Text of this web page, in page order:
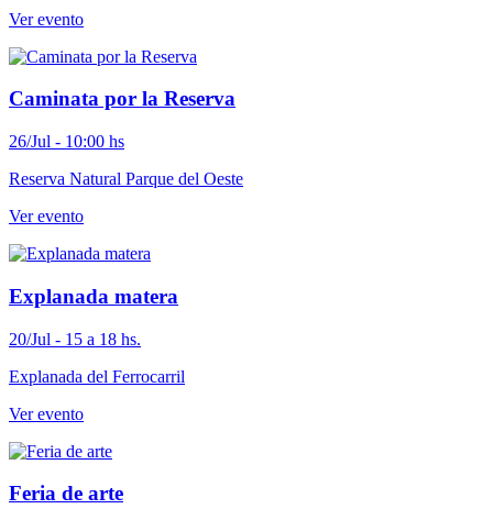
Ver evento
Caminata por la Reserva
26/Jul - 10:00 hs
Reserva Natural Parque del Oeste
Ver evento
Explanada matera
20/Jul - 15 a 18 hs.
Explanada del Ferrocarril
Ver evento
Feria de arte